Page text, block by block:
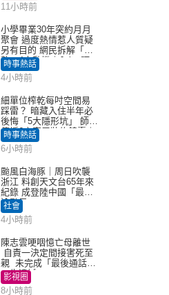
11小時前
小學畢業30年突約月月
聚會 過度熱情惹人質疑
另有目的 網民拆解「扮
熟」4大動機｜Juicy叮
時事熱話
4小時前
細單位榨乾每吋空間易
踩雷？ 暗藏入住半年必
後悔「5大隱形坑」 師傅
傳授6字家居裝修錦囊｜
Juicy叮
時事熱話
6小時前
颱風白海豚｜周日吹襲
浙江 料創天文台65年來
紀錄 成登陸中國「最長
途颱風」
社會
4小時前
陳志雲哽咽憶亡母離世
自責一決定間接害死至
親 未完成「最後通話」
一生遺憾
影視圈
8小時前